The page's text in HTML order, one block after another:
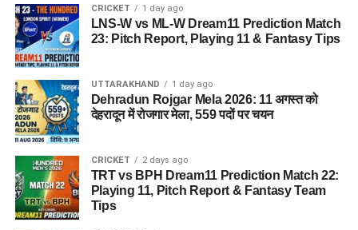
CRICKET 1 day ago
LNS-W vs ML-W Dream11 Prediction Match
23: Pitch Report, Playing 11 & Fantasy Tips
UTTARAKHAND 1 day ago
Dehradun Rojgar Mela 2026: 11 अगस्त को
देहरादून में रोजगार मेला, 559 पदों पर चयन
CRICKET 2 days ago
TRT vs BPH Dream11 Prediction Match 22:
Playing 11, Pitch Report & Fantasy Team
Tips